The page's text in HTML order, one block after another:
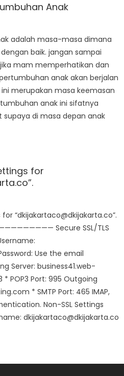
Anak
adalah masa-masa dimana
baik. jangan sampai
mam memperhatikan dan
anak akan berjalan
merupakan masa keemasan
anak ini sifatnya
di masa depan anak
for
“dkijakartaco@dkijakarta.co”.
Secure SSL/TLS
Use the email
Server: business41.web-
* POP3 Port: 995 Outgoing
* SMTP Port: 465 IMAP,
Non-SSL Settings
dkijakartaco@dkijakarta.co